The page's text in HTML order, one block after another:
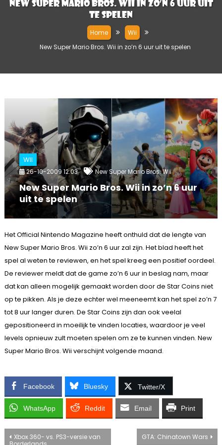
New Super Mario Bros. Wii in zo’n 6 uur uit
te spelen
Home
Wii
New Super Mario Bros. Wii in zo’n 6 uur uit te spelen
WII
26-10-2009 12:03 New Super Mario Bros. Wii
New Super Mario Bros. Wii in zo’n 6 uur
uit te spelen
Het Official Nintendo Magazine heeft onthuld dat de lengte van
New Super Mario Bros. Wii zo’n 6 uur zal zijn. Het blad heeft het
spel al weten te reviewen, en het spel kreeg een positief oordeel.
De reviewer meldt dat de game zo’n 6 uur in beslag nam, maar
dat kan alleen mogelijk gemaakt worden door de Star Coins niet
op te pikken. Als je deze echter wel meeneemt kan het spel zo’n 7
tot 8 uur langer duren. De Star Coins zijn dan ook veelal
gepositioneerd in moeilijk te vinden locaties, waardoor je veel
levels opnieuw zult moeten spelen om ze te kunnen vinden. New
Super Mario Bros. Wii verschijnt volgende maand.
Facebook Bluesky Twitter/X
WhatsApp Reddit Email Print
Bericht
Xbox 360- vs. PS3-versie van
GTA: Chinatown Wars